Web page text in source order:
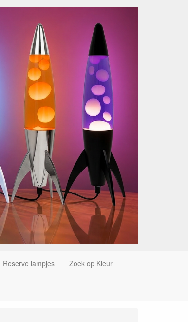
Reserve lampjes Zoek op Kleur